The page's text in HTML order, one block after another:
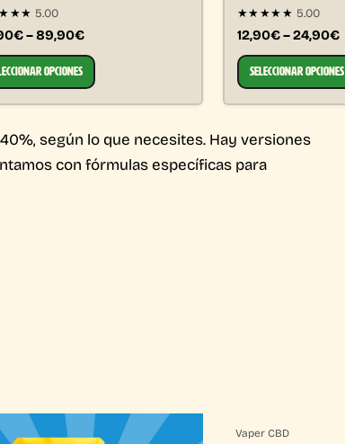
5.00
– 89,90€
OPCIONES
★★★★★ 5.00
12,90€ – 24,90€
SELECCIONAR OPCIONES
según lo que necesites. Hay versiones
con fórmulas específicas para
Vaper CBD